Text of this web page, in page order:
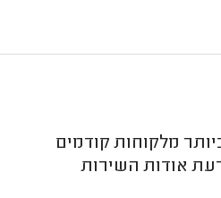
מלקוחות קודמים
אודות השירות